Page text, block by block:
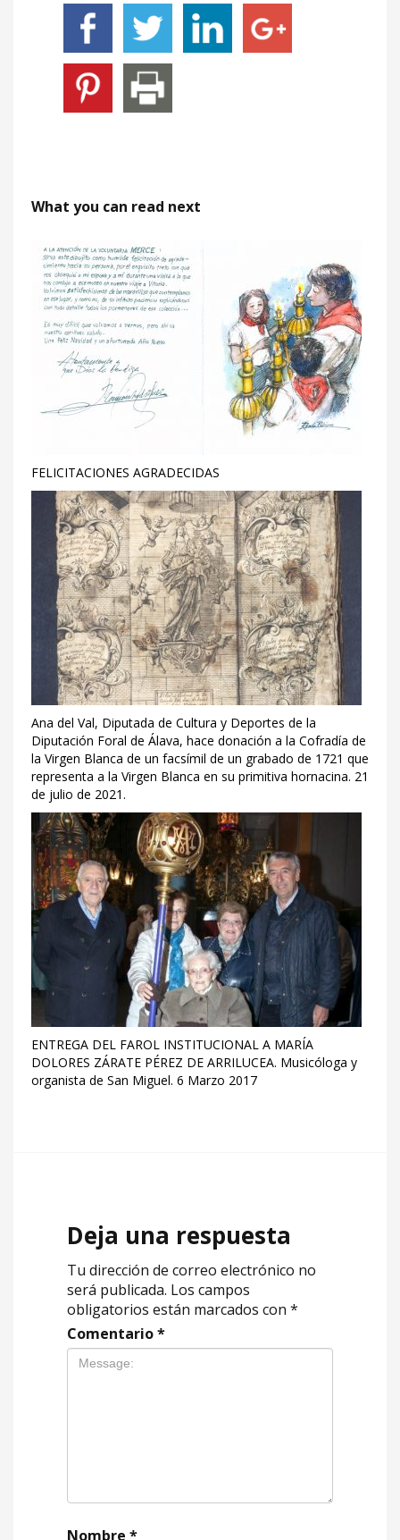
What you can read next
FELICITACIONES AGRADECIDAS
Ana del Val, Diputada de Cultura y Deportes de la
Diputación Foral de Álava, hace donación a la Cofradía de
la Virgen Blanca de un facsímil de un grabado de 1721 que
representa a la Virgen Blanca en su primitiva hornacina. 21
de julio de 2021.
ENTREGA DEL FAROL INSTITUCIONAL A MARÍA
DOLORES ZÁRATE PÉREZ DE ARRILUCEA. Musicóloga y
organista de San Miguel. 6 Marzo 2017
Deja una respuesta
Tu dirección de correo electrónico no
será publicada. Los campos
obligatorios están marcados con *
Comentario*
Nombre *